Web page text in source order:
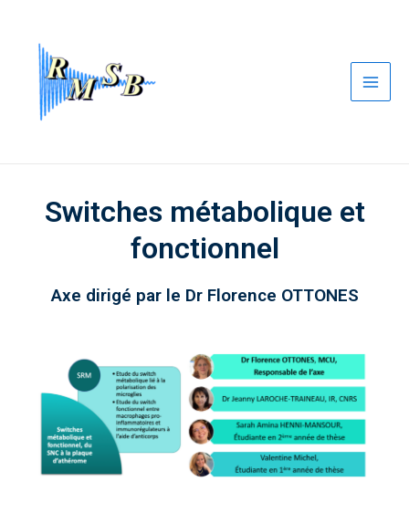
contenu
Switches métabolique et
fonctionnel
Axe dirigé par le Dr Florence OTTONES